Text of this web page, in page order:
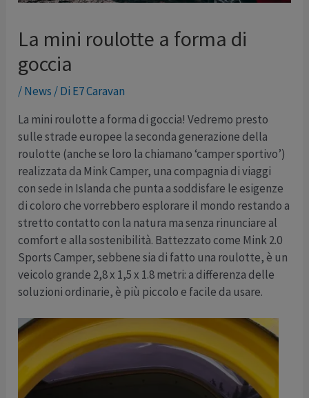
La mini roulotte a forma di
goccia
/News / Di E7 Caravan
La mini roulotte a forma di goccia! Vedremo presto
sulle strade europee la seconda generazione della
roulotte (anche se loro la chiamano ‘camper sportivo’)
realizzata da Mink Camper, una compagnia di viaggi
con sede in Islanda che punta a soddisfare le esigenze
di coloro che vorrebbero esplorare il mondo restando a
stretto contatto con la natura ma senza rinunciare al
comfort e alla sostenibilità. Battezzato come Mink 2.0
Sports Camper, sebbene sia di fatto una roulotte, è un
veicolo grande 2,8 x 1,5 x 1.8 metri: a differenza delle
soluzioni ordinarie, è più piccolo e facile da usare.